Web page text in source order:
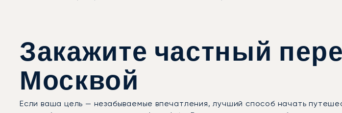
Закажите частный
Москвой
Если ваша цель — незабываемые впечатления, лучший способ начать